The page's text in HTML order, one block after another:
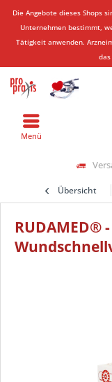
Die Angebote dieses Shops
Unternehmen bestimmt,
Tätigkeit anwenden.
Menü
Übersicht
RUDAMED®